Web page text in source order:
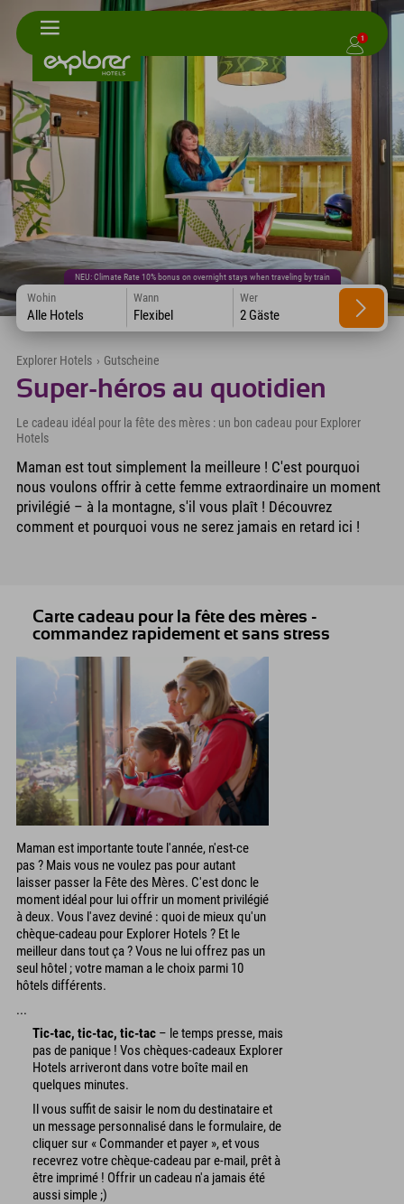
1
NEU: Climate Rate 10% bonus on overnight stays when traveling by train
Wohin
Alle Hotels
Wann
Flexibel
Wer
2 Gäste
Explorer Hotels › Gutscheine
Super-héros au quotidien
Le cadeau idéal pour la fête des mères : un bon cadeau pour Explorer
Hotels
Maman est tout simplement la meilleure ! C'est pourquoi
nous voulons offrir à cette femme extraordinaire un moment
privilégié – à la montagne, s'il vous plaît ! Découvrez
comment et pourquoi vous ne serez jamais en retard ici !
Carte cadeau pour la fête des mères -
commandez rapidement et sans stress
Maman est importante toute l'année, n'est-ce
pas ? Mais vous ne voulez pas pour autant
laisser passer la Fête des Mères. C'est donc le
moment idéal pour lui offrir un moment privilégié
à deux. Vous l'avez deviné : quoi de mieux qu'un
chèque-cadeau pour Explorer Hotels ? Et le
meilleur dans tout ça ? Vous ne lui offrez pas un
seul hôtel ; votre maman a le choix parmi 10
hôtels différents.
...
Tic-tac, tic-tac, tic-tac – le temps presse, mais
pas de panique ! Vos chèques-cadeaux Explorer
Hotels arriveront dans votre boîte mail en
quelques minutes.
Il vous suffit de saisir le nom du destinataire et
un message personnalisé dans le formulaire, de
cliquer sur « Commander et payer », et vous
recevrez votre chèque-cadeau par e-mail, prêt à
être imprimé ! Offrir un cadeau n'a jamais été
aussi simple ;)